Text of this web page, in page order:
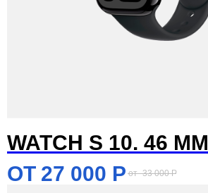
WATCH S 10. 46 MM
27 000 Р 33 000 Р